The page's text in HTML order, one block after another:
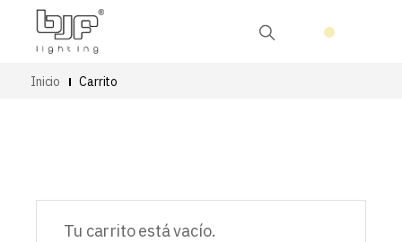
Inicio Carrito
Tu carrito está vacío.